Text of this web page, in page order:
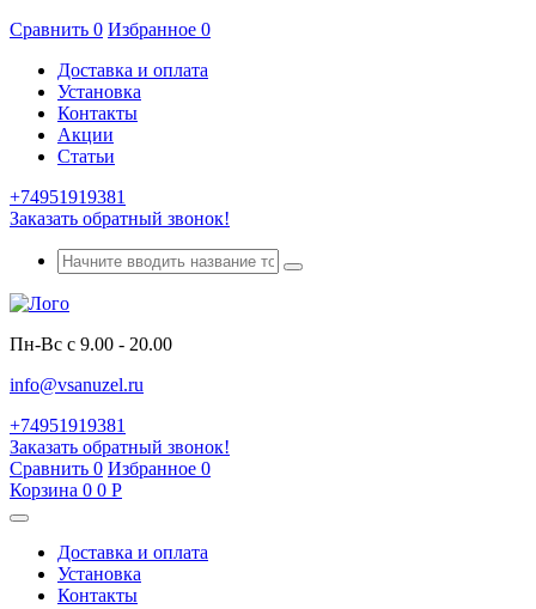
Сравнить 0 Избранное 0
Доставка и оплата
Установка
Контакты
Акции
Статьи
+74951919381
Заказать обратный звонок!
Пн-Вс с 9.00 - 20.00
info@vsanuzel.ru
+74951919381
Заказать обратный звонок!
Сравнить 0 Избранное 0
Корзина 0 0 Р
Доставка и оплата
Установка
Контакты